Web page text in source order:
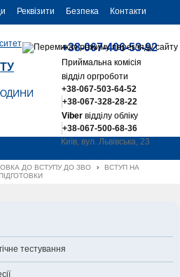
Реквізити Безпека Контакти
+38-067-406-53-92
Приймальна комісія
відділ оргроботи
+38-067-503-64-52
+38-067-328-28-22
Viberвідділу обліку
+38-067-500-68-36
Київ, вул. Львівська, 23
ДО ВСТУПУ ДО ЗВО ›
ВСТУП НА
тестування